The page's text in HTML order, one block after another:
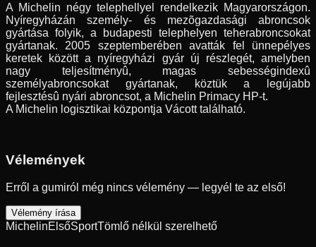
A Michelin négy telephellyel rendelkezik Magyarországon.
Nyíregyházán személy- és mezõgazdasági abroncsok
gyártása folyik, a budapesti telephelyen teherabroncsokat
gyártanak. 2005 szeptemberében avatták fel ünnepélyes
keretek között a nyíregyházi gyár új részlegét, amelyben
nagy teljesítményû, magas sebességindexû
személyabroncsokat gyártanak, köztük a legújabb
fejlesztésû nyári abroncsot, a Michelin Primacy HP-t.
A Michelin logisztikai központja Vácott található.
Vélemények
Erről a gumiról még nincs vélemény — legyél te az első!
Vélemény írása
MichelinElsőSportTömlő nélkül szerelhető